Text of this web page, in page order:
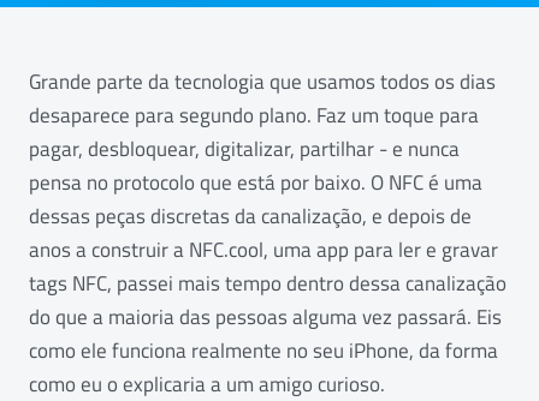
Grande parte da tecnologia que usamos todos os dias
desaparece para segundo plano. Faz um toque para
pagar, desbloquear, digitalizar, partilhar - e nunca
pensa no protocolo que está por baixo. O NFC é uma
dessas peças discretas da canalização, e depois de
anos a construir a NFC.cool, uma app para ler e gravar
tags NFC, passei mais tempo dentro dessa canalização
do que a maioria das pessoas alguma vez passará. Eis
como ele funciona realmente no seu iPhone, da forma
como eu o explicaria a um amigo curioso.